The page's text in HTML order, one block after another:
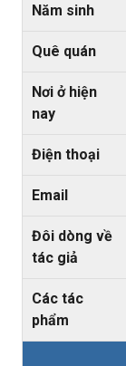
Năm sinh
Quê quán
Nơi ở hiện
nay
Điện thoại
Email
Đôi dòng về
tác giả
Các tác
phẩm